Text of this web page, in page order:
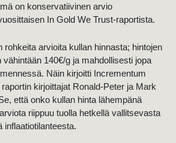
on konservatiivinen arvio
In Gold We Trust-raportista.
rohkeita arvioita kullan hinnasta; hintojen
140€/g ja mahdollisesti jopa
Näin kirjoitti Incrementum
kirjoittajat Ronald-Peter ja Mark
että onko kullan hinta lähempänä
riippuu tuolla hetkellä vallitsevasta
inflaatiotilanteesta.